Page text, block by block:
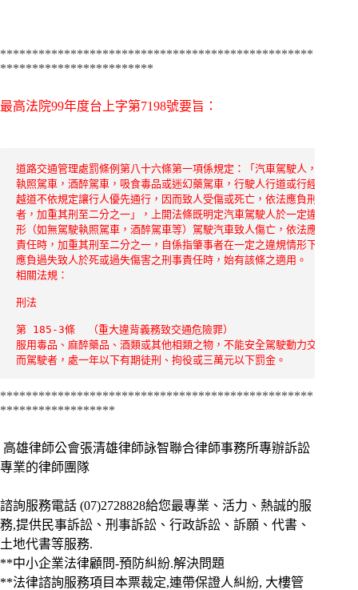
*************************************************
************************
最高法院99年度台上字第7198號要旨：
道路交通管理處罰條例第八十六條第一項係規定：「汽車駕駛人，無駕駛
執照駕車，酒醉駕車，吸食毒品或迷幻藥駕車，行駛人行道或行經行人穿
越道不依規定讓行人優先通行，因而致人受傷或死亡，依法應負刑事責任
者，加重其刑至二分之一」，上開法條既明定汽車駕駛人於一定違規之情
形（如無駕駛執照駕車，酒醉駕車等）駕駛汽車致人傷亡，依法應負刑事
責任時，加重其刑至二分之一，自係指肇事者在一定之違規情形下，依法
應負過失致人於死或過失傷害之刑事責任時，始有該條之適用。
第 185-3條  （重大違背義務致交通危險罪）
服用毒品、麻醉藥品、酒類或其他相類之物，不能安全駕駛動力交通工具
而駕駛者，處一年以下有期徒刑、拘役或三萬元以下罰金。
*************************************************
******************
高雄律師公會張清雄律師詠智聯合律師事務所專辦訴訟
專業的律師團隊
諮詢服務電話 (07)2728828給您最專業、活力、熱誠的服
務,提供民事訴訟、刑事訴訟、行政訴訟、訴願、代書、
土地代書等服務.
**中小企業法律顧問-預防糾紛.解決問題
**法律諮詢服務項目本票裁定,連帶保證人糾紛, 大樓管